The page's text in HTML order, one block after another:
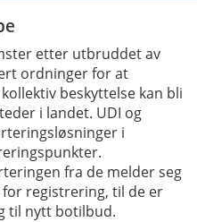
etter utbruddet av
ordninger for at
beskyttelse kan bli
i landet. UDI og
i
fra de melder seg
registrering, til de er
til nytt botilbud.